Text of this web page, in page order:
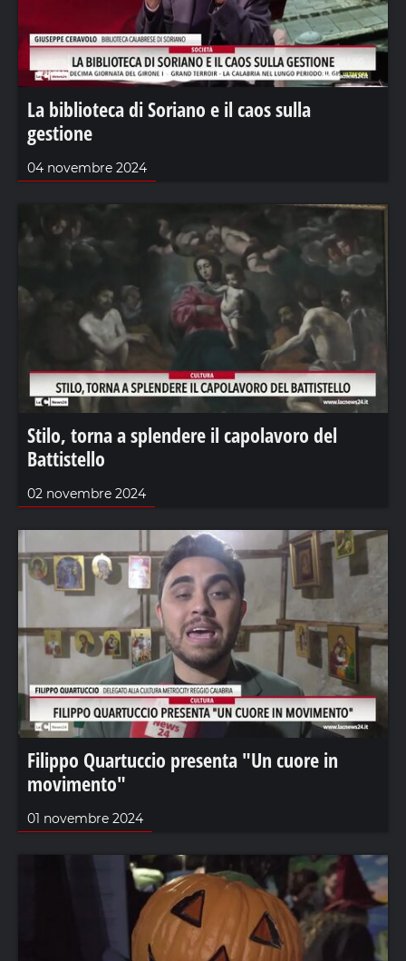
La biblioteca di Soriano e il caos sulla
gestione
04 novembre 2024
Stilo, torna a splendere il capolavoro del
Battistello
02 novembre 2024
Filippo Quartuccio presenta "Un cuore in
movimento"
01 novembre 2024